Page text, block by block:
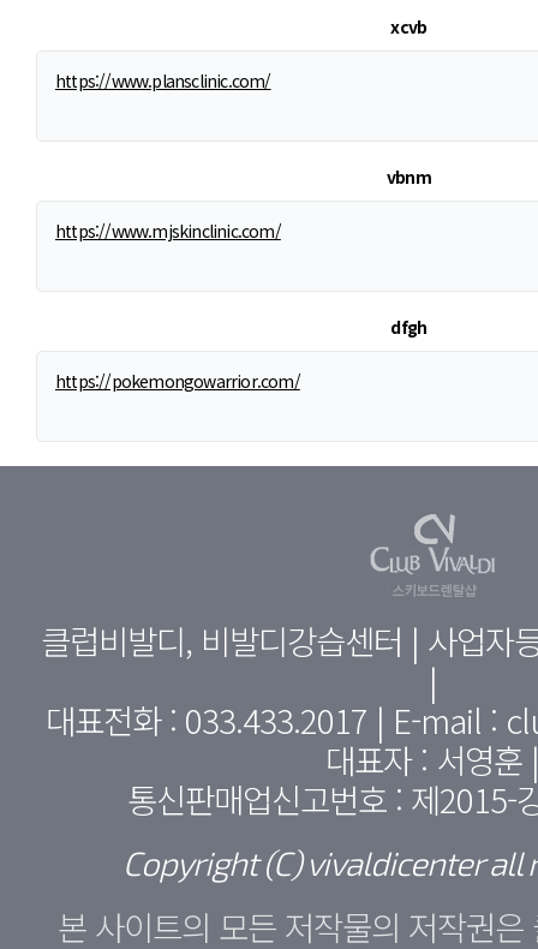
xcvb
https://www.plansclinic.com/
vbnm
https://www.mjskinclinic.com/
dfgh
https://pokemongowarrior.com/
클럽비발디, 비발디강습센터 | 사업자
|
대표전화 : 033.433.2017 | E-mail :
대표자 : 서영훈 |
통신판매업신고번호 : 제2015-
Copyright (C) vivaldicenter all
본 사이트의 모든 저작물의 저작권